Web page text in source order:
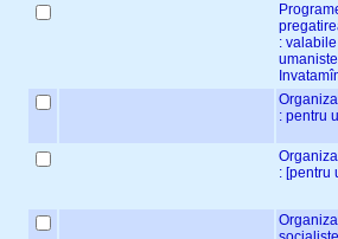
:
: pentru
: [pentru